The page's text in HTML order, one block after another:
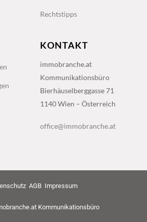
Rechtstipps
KONTAKT
immobranche.at
Kommunikationsbüro
Bierhäuselberggasse 71
1140 Wien – Österreich
office@immobranche.at
AGB Impressum
Kommunikationsbüro